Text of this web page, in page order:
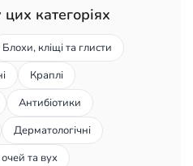
категоріях
Блохи, кліщі та глисти
Краплі
Антибіотики
Дерматологічні
та вух